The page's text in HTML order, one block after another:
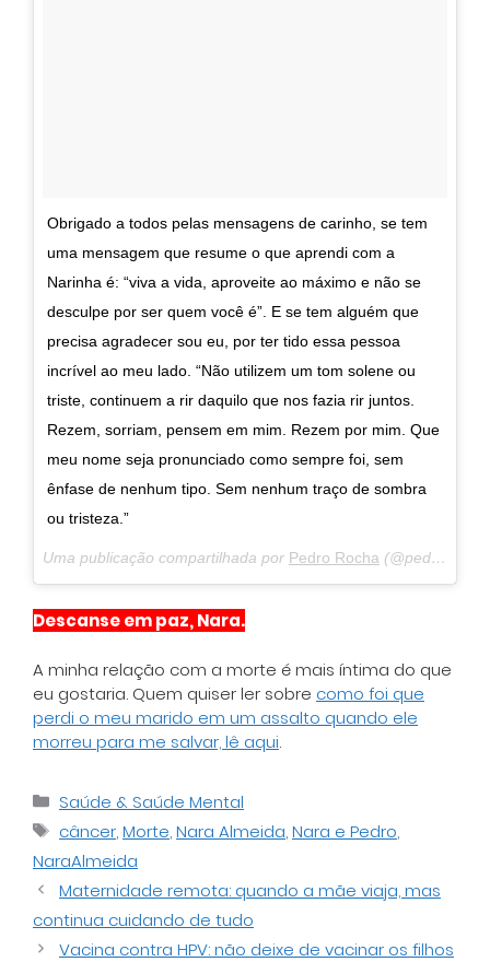
Obrigado a todos pelas mensagens de carinho, se tem
uma mensagem que resume o que aprendi com a
Narinha é: “viva a vida, aproveite ao máximo e não se
desculpe por ser quem você é”. E se tem alguém que
precisa agradecer sou eu, por ter tido essa pessoa
incrível ao meu lado. “Não utilizem um tom solene ou
triste, continuem a rir daquilo que nos fazia rir juntos.
Rezem, sorriam, pensem em mim. Rezem por mim. Que
meu nome seja pronunciado como sempre foi, sem
ênfase de nenhum tipo. Sem nenhum traço de sombra
ou tristeza.”
Uma publicação compartilhada por Pedro Rocha (@pedrorocha00) em
Descanse em paz, Nara.
A minha relação com a morte é mais íntima do que
eu gostaria. Quem quiser ler sobre como foi que
perdi o meu marido em um assalto quando ele
morreu para me salvar, lê aqui.
Categorias
Saúde & Saúde Mental
Tags
câncer,Morte,Nara Almeida,Nara e Pedro,
NaraAlmeida
Maternidade remota: quando a mãe viaja, mas
continua cuidando de tudo
Vacina contra HPV: não deixe de vacinar os filhos